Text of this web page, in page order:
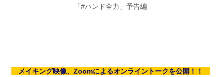
「#ハンド全力」予告編
メイキング映像、Zoomによるオンライントークを公開！！